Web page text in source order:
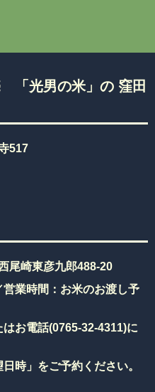
「光男の米」の 窪田
517
尾崎東彦九郎488-20
業時間：お米のお渡し予
はお電話(0765-32-4311)に
時」をご予約ください。